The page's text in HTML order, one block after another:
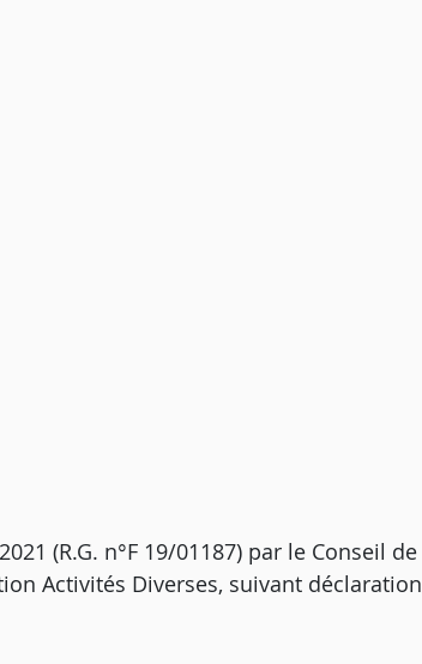
(R.G. n°F 19/01187) par le Conseil de
Activités Diverses, suivant déclaration